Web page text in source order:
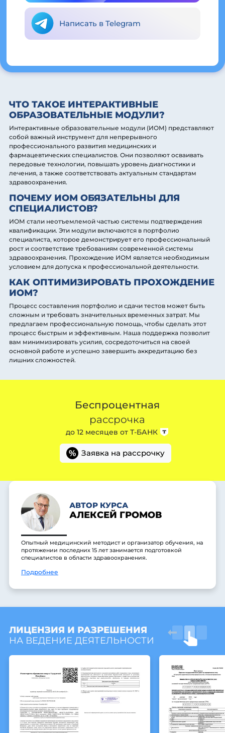
Написать в Telegram
ЧТО ТАКОЕ ИНТЕРАКТИВНЫЕ
ОБРАЗОВАТЕЛЬНЫЕ МОДУЛИ?
Интерактивные образовательные модули (ИОМ) представляют
собой важный инструмент для непрерывного
профессионального развития медицинских и
фармацевтических специалистов. Они позволяют осваивать
передовые технологии, повышать уровень диагностики и
лечения, а также соответствовать актуальным стандартам
здравоохранения.
ПОЧЕМУ ИОМ ОБЯЗАТЕЛЬНЫ ДЛЯ
СПЕЦИАЛИСТОВ?
ИОМ стали неотъемлемой частью системы подтверждения
квалификации. Эти модули включаются в портфолио
специалиста, которое демонстрирует его профессиональный
рост и соответствие требованиям современной системы
здравоохранения. Прохождение ИОМ является необходимым
условием для допуска к профессиональной деятельности.
КАК ОПТИМИЗИРОВАТЬ ПРОХОЖДЕНИЕ
ИОМ?
Процесс составления портфолио и сдачи тестов может быть
сложным и требовать значительных временных затрат. Мы
предлагаем профессиональную помощь, чтобы сделать этот
процесс быстрым и эффективным. Наша поддержка позволит
вам минимизировать усилия, сосредоточиться на своей
основной работе и успешно завершить аккредитацию без
лишних сложностей.
Беспроцентная
рассрочка
до 12 месяцев от Т-БАНК
% Заявка на рассрочку
АВТОР КУРСА
АЛЕКСЕЙ ГРОМОВ
Опытный медицинский методист и организатор обучения, на
протяжении последних 15 лет занимается подготовкой
специалистов в области здравоохранения.
Подробнее
ЛИЦЕНЗИЯ И РАЗРЕШЕНИЯ
НА ВЕДЕНИЕ ДЕЯТЕЛЬНОСТИ